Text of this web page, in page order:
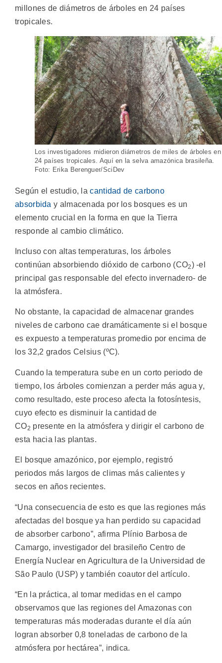
millones de diámetros de árboles en 24 países
tropicales.
Los investigadores midieron diámetros de miles de árboles en
24 países tropicales. Aquí en la selva amazónica brasileña.
Foto: Erika Berenguer/SciDev
Según el estudio, lacantidad de carbono
absorbida y almacenada por los bosques es un
elemento crucial en la forma en que la Tierra
responde al cambio climático.
Incluso con altas temperaturas, los árboles
continúan absorbiendo dióxido de carbono (CO2) -el
principal gas responsable del efecto invernadero- de
la atmósfera.
No obstante, la capacidad de almacenar grandes
niveles de carbono cae dramáticamente si el bosque
es expuesto a temperaturas promedio por encima de
los 32,2 grados Celsius (ºC).
Cuando la temperatura sube en un corto periodo de
tiempo, los árboles comienzan a perder más agua y,
como resultado, este proceso afecta la fotosíntesis,
cuyo efecto es disminuir la cantidad de
CO2 presente en la atmósfera y dirigir el carbono de
esta hacia las plantas.
El bosque amazónico, por ejemplo, registró
periodos más largos de climas más calientes y
secos en años recientes.
“Una consecuencia de esto es que las regiones más
afectadas del bosque ya han perdido su capacidad
de absorber carbono”, afirma Plínio Barbosa de
Camargo, investigador del brasileño Centro de
Energía Nuclear en Agricultura de la Universidad de
São Paulo (USP) y también coautor del artículo.
“En la práctica, al tomar medidas en el campo
observamos que las regiones del Amazonas con
temperaturas más moderadas durante el día aún
logran absorber 0,8 toneladas de carbono de la
atmósfera por hectárea”, indica.